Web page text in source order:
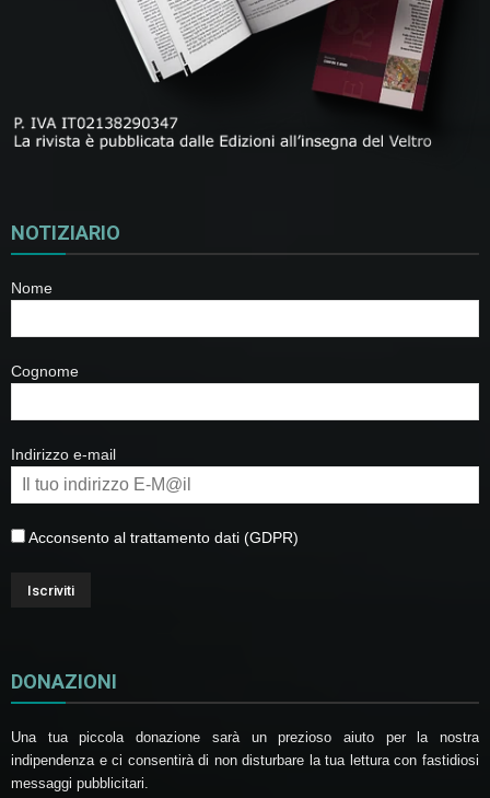
NOTIZIARIO
Nome
Cognome
Indirizzo e-mail
Acconsento al trattamento dati (GDPR)
DONAZIONI
Una tua piccola donazione sarà un prezioso aiuto per la nostra
indipendenza e ci consentirà di non disturbare la tua lettura con fastidiosi
messaggi pubblicitari.